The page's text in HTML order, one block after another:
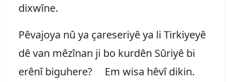
dixwîne.
Pêvajoya nû ya çareseriyê ya li Tirkiyeyê
dê van mêzînan ji bo kurdên Sûriyê bi
erênî biguhere? Em wisa hêvî dikin.